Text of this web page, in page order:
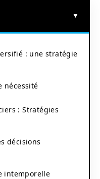
: une stratégie
nécessité
: Stratégies
décisions
intemporelle